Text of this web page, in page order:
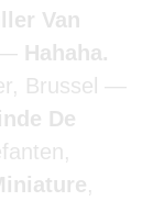
Van
Hahaha.
Brussel
De
,